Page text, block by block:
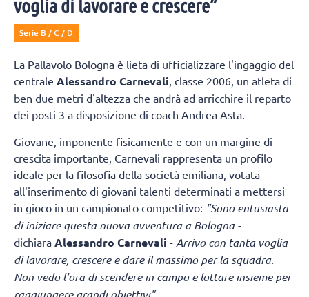
voglia di lavorare e crescere”
Serie B / C / D
La Pallavolo Bologna è lieta di ufficializzare l'ingaggio del
centrale Alessandro Carnevali, classe 2006, un atleta di
ben due metri d'altezza che andrà ad arricchire il reparto
dei posti 3 a disposizione di coach Andrea Asta.
Giovane, imponente fisicamente e con un margine di
crescita importante, Carnevali rappresenta un profilo
ideale per la filosofia della società emiliana, votata
all'inserimento di giovani talenti determinati a mettersi
in gioco in un campionato competitivo: "Sono entusiasta
di iniziare questa nuova avventura a Bologna -
dichiara Alessandro Carnevali - Arrivo con tanta voglia
di lavorare, crescere e dare il massimo per la squadra.
Non vedo l'ora di scendere in campo e lottare insieme per
raggiungere grandi obiettivi".